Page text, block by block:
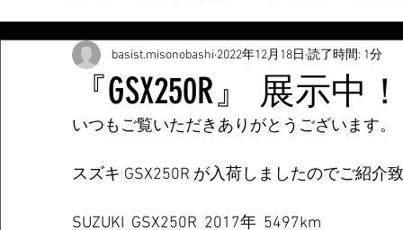
『GSX250R』 展示中！
basist.misonobashi 2022年12月18日 読了時間: 1分
いつもご覧いただきありがとうございます。
スズキ GSX250R が入荷しましたのでご紹介
SUZUKI  GSX250R  2017年  5497km